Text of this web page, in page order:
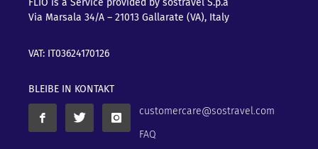
Via Marsala 34/A – 21013 Gallarate (VA), Italy
VAT: IT03624170126
BLEIBE IN KONTAKT
customercare@sostravel.com
FAQ